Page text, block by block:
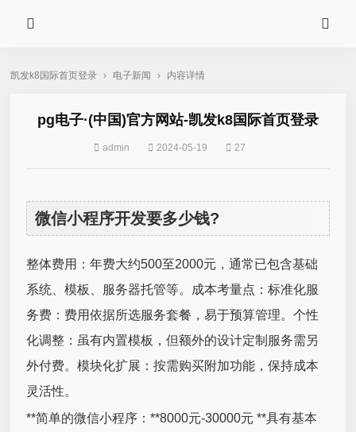
凯发k8国际首页登录 › 电子新闻 › 内容详情
pg电子·(中国)官方网站-凯发k8国际首页登录
admin 2024-05-19 27
微信小程序开发要多少钱?
整体费用：年费大约500至2000元，通常已包含基础
系统、模板、服务器托管等。成本考量点：标准化服
务费：费用依据所选服务套餐，易于预算管理。个性
化调整：虽有内置模板，但额外的设计定制服务需另
外付费。模块化扩展：按需购买附加功能，保持成本
灵活性。
**简单的微信小程序：**8000元-30000元 **具有基本